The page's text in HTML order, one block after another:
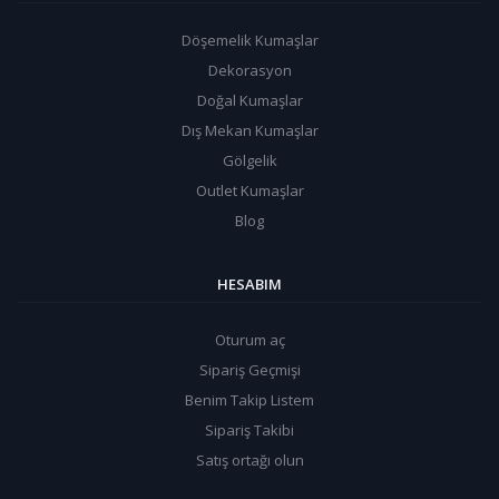
Döşemelik Kumaşlar
Dekorasyon
Doğal Kumaşlar
Dış Mekan Kumaşlar
Gölgelik
Outlet Kumaşlar
Blog
HESABIM
Oturum aç
Sipariş Geçmişi
Benim Takip Listem
Sipariş Takibi
Satış ortağı olun